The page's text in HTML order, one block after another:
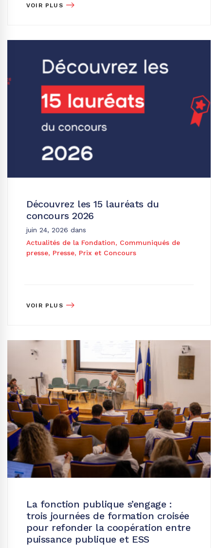
VOIR PLUS
Découvrez les 15 lauréats du
concours 2026
juin 24, 2026 dans
Actualités de la Fondation, Communiqués de
presse, Presse, Prix et Concours
VOIR PLUS
La fonction publique s’engage :
trois journées de formation croisée
pour refonder la coopération entre
puissance publique et ESS